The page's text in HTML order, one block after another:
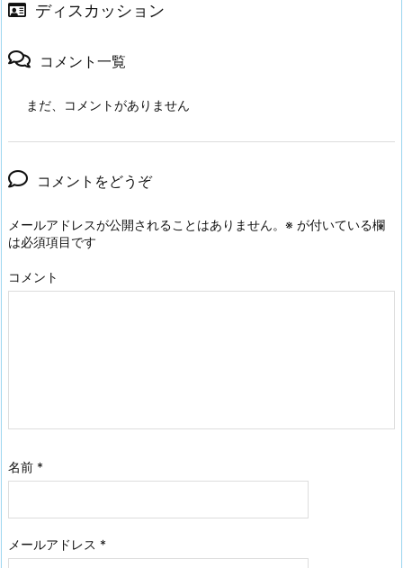
ディスカッション
コメント一覧
まだ、コメントがありません
コメントをどうぞ
メールアドレスが公開されることはありません。 ※ が付いている欄
は必須項目です
コメント
名前 *
メールアドレス *